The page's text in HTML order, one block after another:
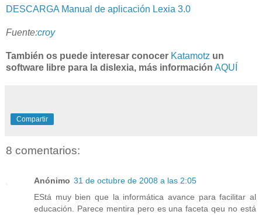
DESCARGA Manual de aplicación Lexia 3.0
Fuente:croy
También os puede interesar conocer Katamotz un
software libre para la dislexia, más información AQUÍ
Compartir
8 comentarios:
Anónimo 31 de octubre de 2008 a las 2:05
EStá muy bien que la informática avance para facilitar al
educación. Parece mentira pero es una faceta qeu no está